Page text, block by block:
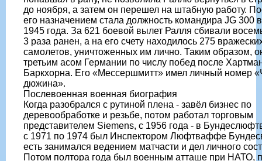
до ноября, а затем он перешел на штабную работу.
его назначением стала должность командира JG 300
1945 года. За 621 боевой вылет Ралля сбивали
3 раза ранен, а на его счету находилось 275
самолетов, уничтоженных им лично. Таким образом,
третьим асом Германии по числу побед после
Баркхорна. Его «Мессершмитт» имел личный номер
дюжина».
Послевоенная военная биография
Когда разобрался с рутиной плена - завёл бизнес по
деревообработке и резьбе, потом работал торговым
представителем Siemens, с 1956 года - в
с 1971 по 1974 был Инспектором Люфтваффе
есть занимался ведением матчасти и дел личного
Потом полтора года был военным атташе при НАТО,